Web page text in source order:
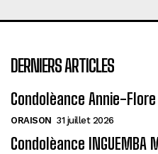
DERNIERS ARTICLES
Condolèance Annie-Flore
ORAISON 31 juillet 2026
Condolèance INGUEMBA